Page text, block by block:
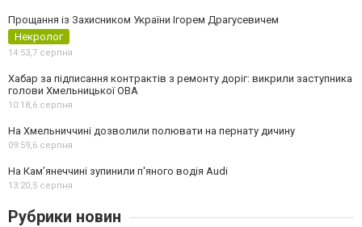
Прощання із Захисником України Ігорем Драгусевичем
Некролог
14:53,7 серпня
Хабар за підписання контрактів з ремонту доріг: викрили заступника
голови Хмельницької ОВА
10:18,6 серпня
На Хмельниччині дозволили полювати на пернату дичину
09:59,6 серпня
На Камʼянеччині зупинили п'яного водія Audi
13:20,5 серпня
Рубрики новин